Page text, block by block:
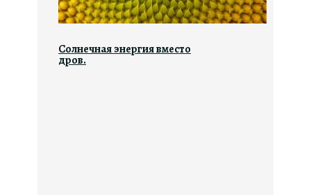
Солнечная энергия вместо
дров.